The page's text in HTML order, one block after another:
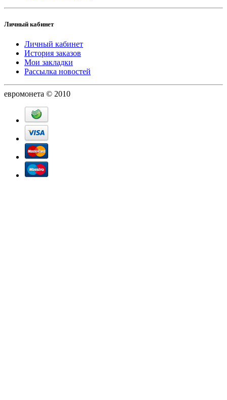
Личный кабинет
Личный кабинет
История заказов
Мои закладки
Рассылка новостей
евромонета © 2010